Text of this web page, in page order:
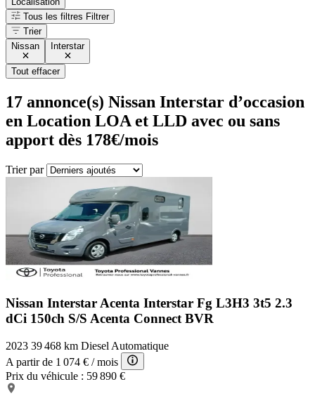
Tous les filtres Filtrer
Trier
Nissan
Interstar
Tout effacer
17 annonce(s) Nissan Interstar d’occasion
en Location LOA et LLD avec ou sans
apport dès 178€/mois
Trier par
Nissan Interstar Acenta Interstar Fg L3H3 3t5 2.3
dCi 150ch S/S Acenta Connect BVR
2023 39 468 km Diesel Automatique
A partir de 1 074 € / mois
Prix du véhicule : 59 890 €